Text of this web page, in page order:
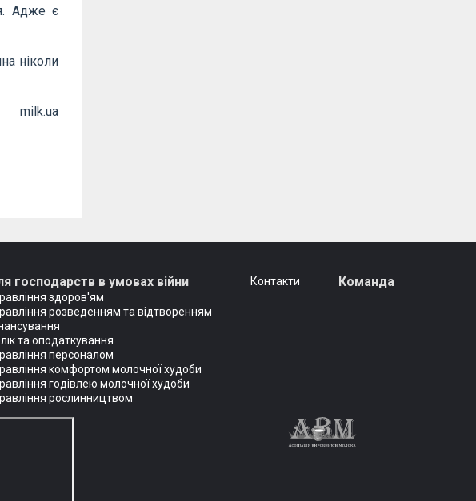
Адже є
ніколи
milk.ua
господарств в умовах війни
здоров'ям
розведенням та відтворенням
та оподаткування
персоналом
комфортом молочної худоби
годівлею молочної худоби
рослинництвом
Контакти Команда